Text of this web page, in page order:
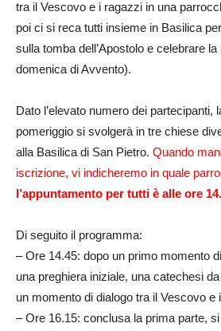
tra il Vescovo e i ragazzi in una
poi ci si reca tutti insieme in Basilica
sulla tomba dell’Apostolo e celebrare
domenica di Avvento).
Dato l’elevato numero dei partecipanti,
pomeriggio si svolgerà in tre chiese
alla Basilica di San Pietro. Quando
iscrizione, vi indicheremo in quale
l’appuntamento per tutti è alle ore
Di seguito il programma:
– Ore 14.45: dopo un primo momento
una preghiera iniziale, una catechesi
un momento di dialogo tra il Vescovo e
– Ore 16.15: conclusa la prima parte,